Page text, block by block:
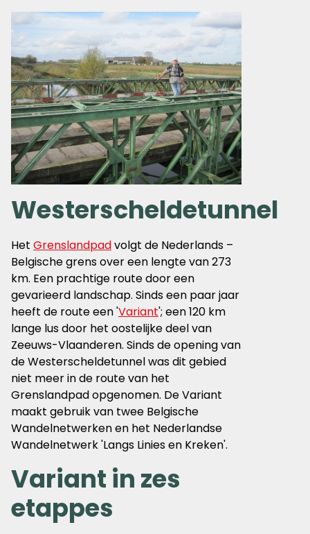
Westerscheldetunnel
Het Grenslandpadvolgt de Nederlands –
Belgische grens over een lengte van 273
km. Een prachtige route door een
gevarieerd landschap. Sinds een paar jaar
heeft de route een 'Variant'; een 120 km
lange lus door het oostelijke deel van
Zeeuws-Vlaanderen. Sinds de opening van
de Westerscheldetunnel was dit gebied
niet meer in de route van het
Grenslandpad opgenomen. De Variant
maakt gebruik van twee Belgische
Wandelnetwerken en het Nederlandse
Wandelnetwerk 'Langs Linies en Kreken'.
Variant in zes
etappes